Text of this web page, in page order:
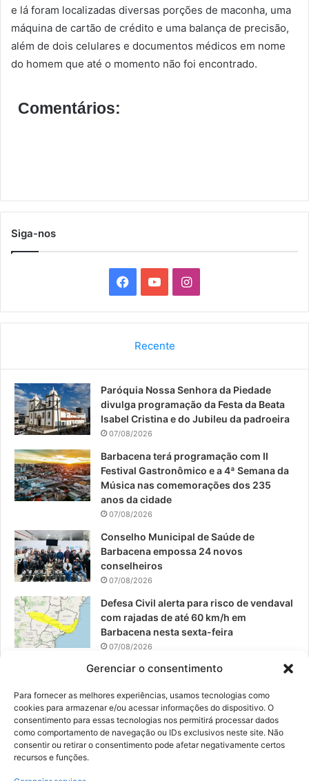
Gerenciar o consentimento
Para fornecer as melhores experiências, usamos tecnologias como
cookies para armazenar e/ou acessar informações do dispositivo. O
consentimento para essas tecnologias nos permitirá processar dados
como comportamento de navegação ou IDs exclusivos neste site. Não
consentir ou retirar o consentimento pode afetar negativamente certos
recursos e funções.
e lá foram localizadas diversas porções de maconha, uma
máquina de cartão de crédito e uma balança de precisão,
além de dois celulares e documentos médicos em nome
do homem que até o momento não foi encontrado.
Comentários:
Siga-nos
a
b
o
k
o
u
b
I
n
a
g
a
Recente
Paróquia Nossa Senhora da Piedade
divulga programação da Festa da Beata
Isabel Cristina e do Jubileu da padroeira
07/08/2026
Barbacena terá programação com II
Festival Gastronômico e a 4ª Semana da
Música nas comemorações dos 235
anos da cidade
07/08/2026
Conselho Municipal de Saúde de
Barbacena empossa 24 novos
conselheiros
07/08/2026
Defesa Civil alerta para risco de vendaval
com rajadas de até 60 km/h em
Barbacena nesta sexta-feira
07/08/2026
EPCAR tem a melhor nota do IDEB no
06/08/2026